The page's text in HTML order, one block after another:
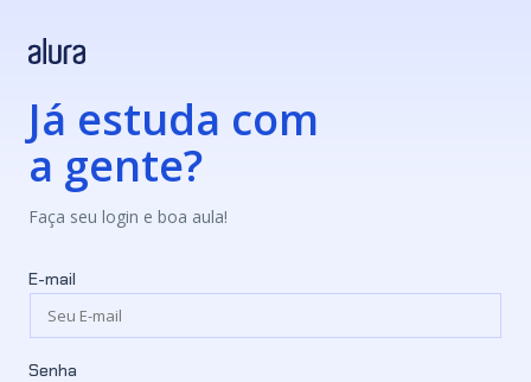
Já estuda com
a gente?
Faça seu login e boa aula!
E-mail
Senha